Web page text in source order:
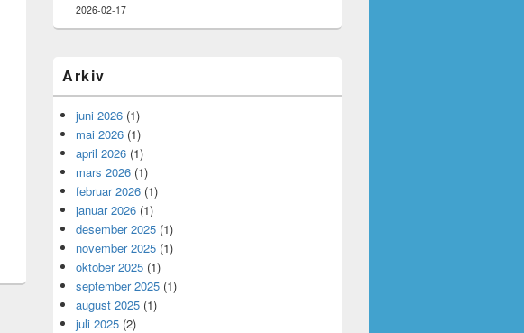
2026-02-17
Arkiv
juni 2026 (1)
mai 2026 (1)
april 2026 (1)
mars 2026 (1)
februar 2026 (1)
januar 2026 (1)
desember 2025 (1)
november 2025 (1)
oktober 2025 (1)
september 2025 (1)
august 2025 (1)
juli 2025 (2)